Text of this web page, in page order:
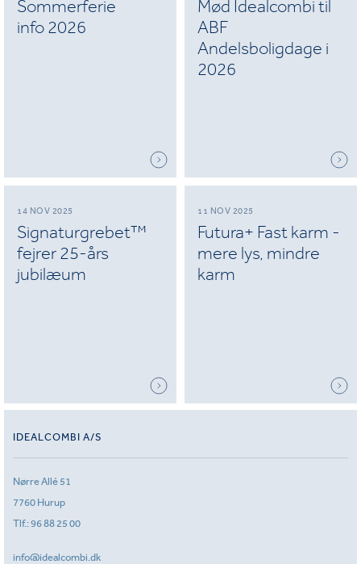
Sommerferie
info 2026
Mød Idealcombi til
ABF
Andelsboligdage i
2026
14 NOV 2025
Signaturgrebet™
fejrer 25-års
jubilæum
11 NOV 2025
Futura+ Fast karm -
mere lys, mindre
karm
IDEALCOMBI A/S
Nørre Allé 51
7760 Hurup
Tlf.:96 88 25 00
info@idealcombi.dk